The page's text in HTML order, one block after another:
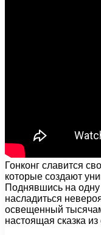
Гонконг славится
которые создают
Поднявшись на
насладиться
освещенный
настоящая сказка из